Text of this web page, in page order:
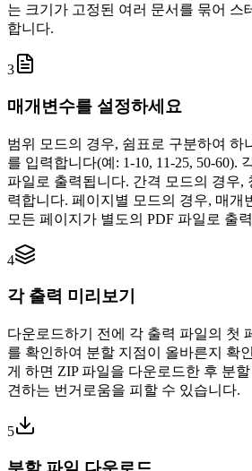
는 크기가 고정된 여러 문서를 묶어 스
합니다.
3
매개변수를 설정하세요
범위 모드의 경우, 쉼표로 구분하여 하
를 입력합니다(예: 1-10, 11-25, 50-60).
파일로 출력됩니다. 간격 모드의 경우,
력합니다. 페이지별 모드의 경우, 매개
모든 페이지가 별도의 PDF 파일로 출
4
각 출력 미리보기
다운로드하기 전에 각 출력 파일의 첫
를 확인하여 분할 지점이 올바른지 확
게 하면 ZIP 파일을 다운로드한 후 분
견하는 번거로움을 피할 수 있습니다.
5